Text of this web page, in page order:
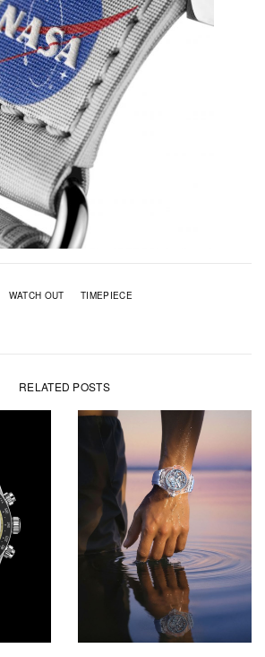
WATCH OUT TIMEPIECE
RELATED POSTS